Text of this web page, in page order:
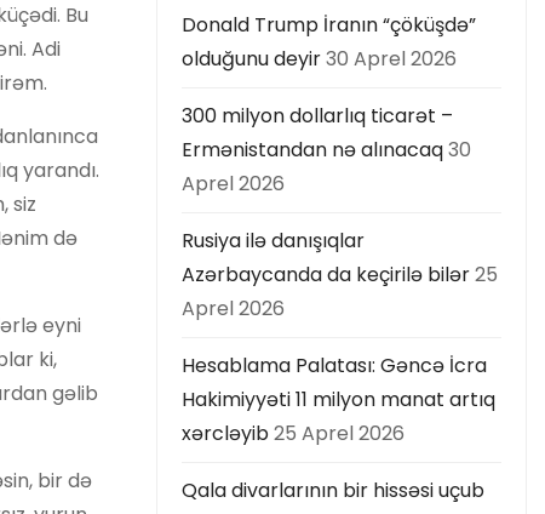
Bu
Adi
yarandı.
siz
də
eyni
ki,
gəlib
bir də
Donald Trump İranın “çöküşdə”
olduğunu deyir30 Aprel 2026
300 milyon dollarlıq ticarət –
Ermənistandan nə alınacaq30
Aprel 2026
Rusiya ilə danışıqlar
Azərbaycanda da keçirilə bilər25
Aprel 2026
Hesablama Palatası: Gəncə İcra
Hakimiyyəti 11 milyon manat artıq
xərcləyib25 Aprel 2026
Qala divarlarının bir hissəsi uçub